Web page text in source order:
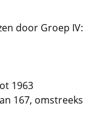
door Groep IV:
1963
167, omstreeks